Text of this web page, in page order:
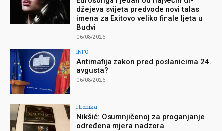
džejeva svijeta predvode novi talas
imena za Exitovo veliko finale ljeta u
Budvi
06/08/2026
INFO
Antimafija zakon pred poslanicima 24.
avgusta?
06/08/2026
Hronika
Nikšić: Osumnjičenoj za proganjanje
određena mjera nadzora